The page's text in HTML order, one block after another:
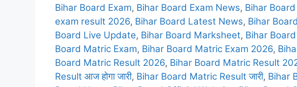
Bihar Board Exam, Bihar Board Exam News, Bihar
exam result 2026, Bihar Board Latest News, Bihar
Board Live Update, Bihar Board Marksheet, Bihar
Board Matric Exam, Bihar Board Matric Exam 2026,
Board Matric Result 2026, Bihar Board Matric Result
Result आज होगा जारी, Bihar Board Matric Result जारी, Bihar